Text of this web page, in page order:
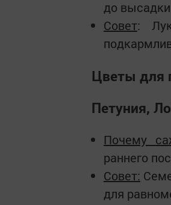
до высадки
Совет:
Цветы для
Петуния,
Почему
раннего
Совет:
для